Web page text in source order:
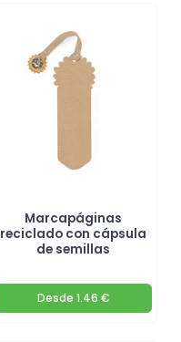
Marcapáginas
reciclado con cápsula
de semillas
Desde 1.46 €